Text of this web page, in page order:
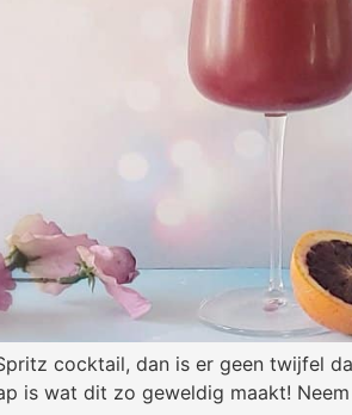
cocktail, dan is er geen twijfel
is wat dit zo geweldig maakt!